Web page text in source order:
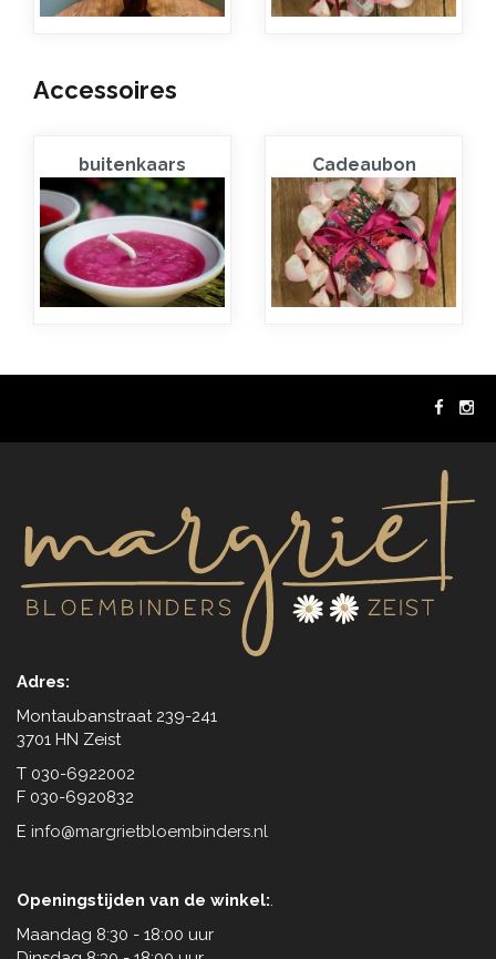
Accessoires
buitenkaars Cadeaubon
Adres:
Montaubanstraat 239-241
3701 HN Zeist
T 030-6922002
F 030-6920832
E info@margrietbloembinders.nl
Openingstijden van de winkel:.
Maandag 8:30 - 18:00 uur